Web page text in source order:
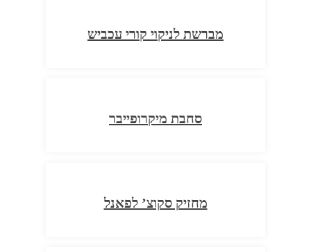
מברשת לניקוי קורי עכביש
סחבת מיקרופייבר
מחזיק סקוצ’ לפאנל